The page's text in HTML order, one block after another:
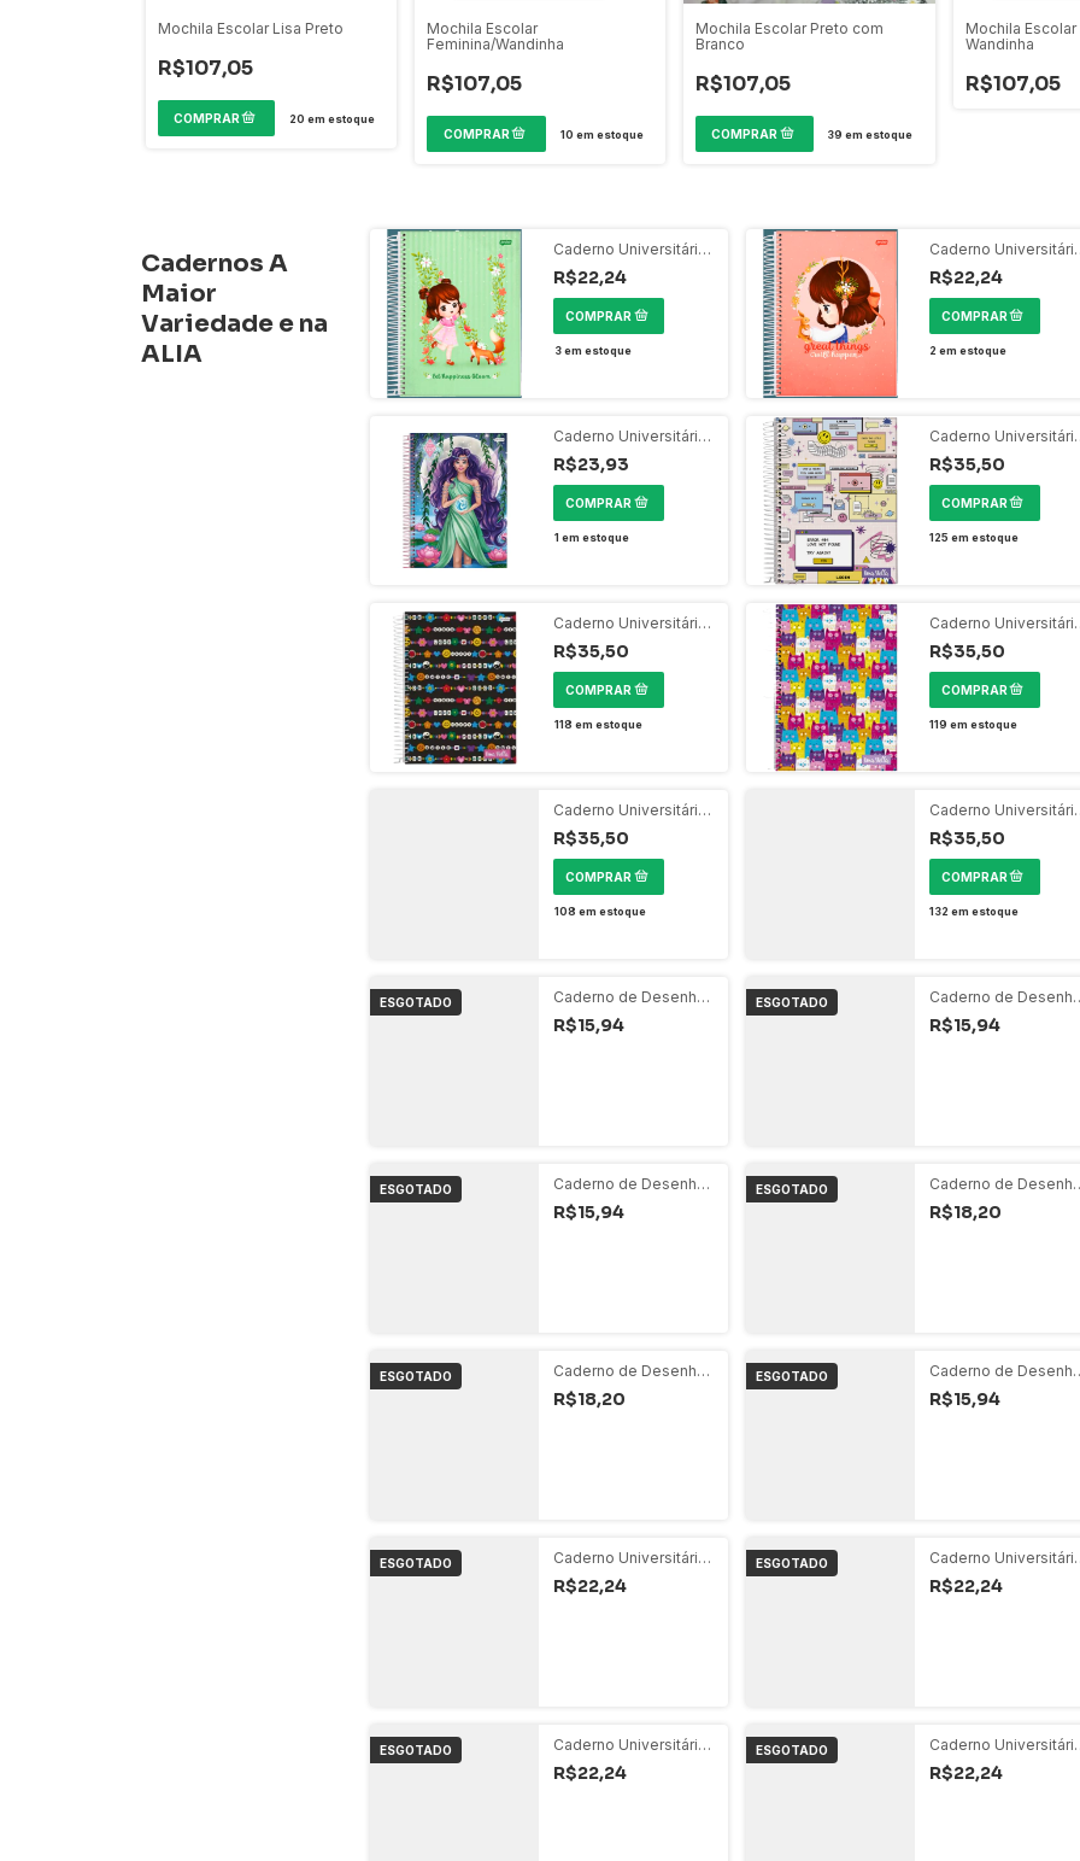
Mochila Escolar Lisa Preto
R$107,05
20 em estoque
Mochila Escolar
Feminina/Wandinha
R$107,05
10 em estoque
Mochila Escolar Preto com
Branco
R$107,05
39 em estoque
Mochila
Wandinha
R$107,05
Cadernos A
Maior
Variedade e na
ALIA
Caderno Universitário
80 Folhas Espiral -
Nina Verde
R$22,24
3em estoque
Caderno Universitário
80 Folhas Espiral -
Nina Rosa
R$22,24
2 em estoque
Caderno Universitário
80 Folhas Espiral -
Conto de Fadas Verde
Agua
R$23,93
1 em estoque
Caderno Universitário
160 Folhas Espiral -
Stella Rede Social
R$35,50
125 em estoque
Caderno Universitário
160 Folhas Espiral -
Stella Miçanga
R$35,50
118 em estoque
Caderno Universitário
160 Folhas Espiral -
Stella Gatinho
R$35,50
119 em estoque
Caderno Universitário
160 Folhas Espiral -
Stella Corações
R$35,50
108 em estoque
Caderno Universitário
160 Folhas Espiral -
Stella Colors
R$35,50
132 em estoque
ESGOTADO
Caderno de Desenho
- Stone
R$15,94
ESGOTADO
Caderno de Desenho
- On Fleek Lua
R$15,94
ESGOTADO
Caderno de Desenho
- Nina Rosa
R$15,94
ESGOTADO
Caderno de Desenho
- Nina Azul
R$18,20
ESGOTADO
Caderno de Desenho
- Fast Race Carros
Clássicos
R$18,20
ESGOTADO
Caderno de Desenho
96 Folhas - Conto de
Fadas Azul
R$15,94
ESGOTADO
Caderno Universitário
80 Folhas Espiral -
Stone Vermelho
R$22,24
ESGOTADO
Caderno Universitário
80 Folhas Espiral -
Stone Verde
R$22,24
ESGOTADO
Caderno Universitário
80 Folhas Espiral -
Stone Amarelo
R$22,24
ESGOTADO
Caderno Universitário
80 Folhas Espiral -
Nina Azul
R$22,24